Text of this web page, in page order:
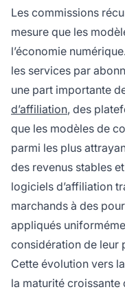
Les commissions
mesure que les
l’économie
les services par
une part importante
d’affiliation, des
que les modèles de
parmi les plus
des revenus stables
logiciels d’affiliation
marchands à des
appliqués
considération de leur
Cette évolution vers
la maturité croissante